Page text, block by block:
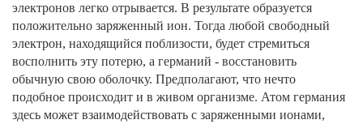
электронов легко отрывается. В результате образуется
положительно заряженный ион. Тогда любой свободный
электрон, находящийся поблизости, будет стремиться
восполнить эту потерю, а германий - восстановить
обычную свою оболочку. Предполагают, что нечто
подобное происходит и в живом организме. Атом германия
здесь может взаимодействовать с заряженными ионами,